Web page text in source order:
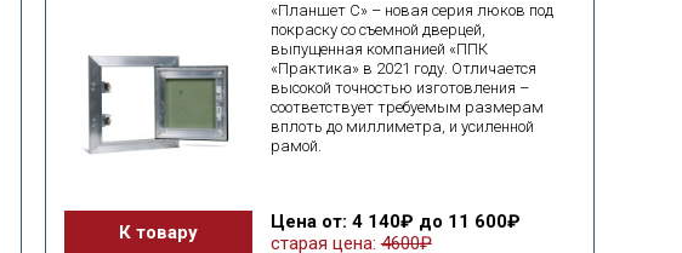
«Планшет С» – новая серия люков под
покраску со съемной дверцей,
выпущенная компанией «ППК
«Практика» в 2021 году. Отличается
высокой точностью изготовления –
соответствует требуемым размерам
вплоть до миллиметра, и усиленной
рамой.
К товару Ценаот: 4 140₽ до 11 600₽
старая цена: 4600₽